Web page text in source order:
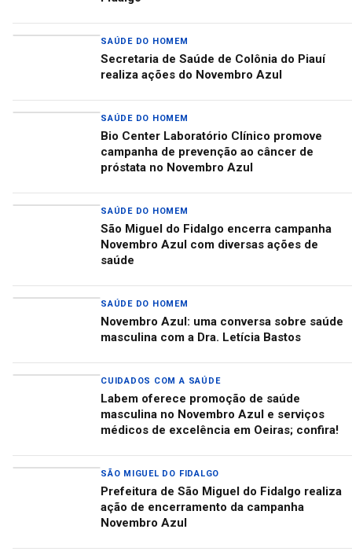
SAÚDE DO HOMEM
Secretaria de Saúde de Colônia do Piauí
realiza ações do Novembro Azul
SAÚDE DO HOMEM
Bio Center Laboratório Clínico promove
campanha de prevenção ao câncer de
próstata no Novembro Azul
SAÚDE DO HOMEM
São Miguel do Fidalgo encerra campanha
Novembro Azul com diversas ações de
saúde
SAÚDE DO HOMEM
Novembro Azul: uma conversa sobre saúde
masculina com a Dra. Letícia Bastos
CUIDADOS COM A SAÚDE
Labem oferece promoção de saúde
masculina no Novembro Azul e serviços
médicos de excelência em Oeiras; confira!
SÃO MIGUEL DO FIDALGO
Prefeitura de São Miguel do Fidalgo realiza
ação de encerramento da campanha
Novembro Azul